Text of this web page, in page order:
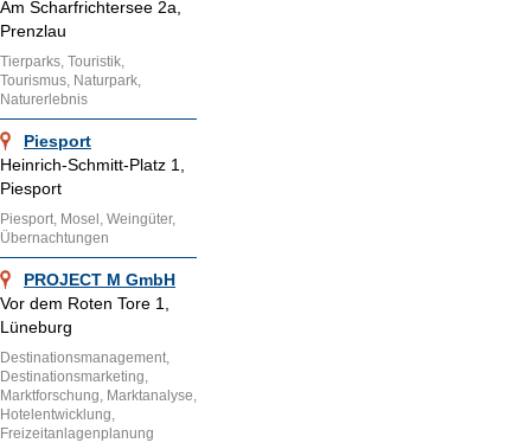
Am Scharfrichtersee 2a,
Prenzlau
Tierparks, Touristik,
Tourismus, Naturpark,
Naturerlebnis
Piesport
Heinrich-Schmitt-Platz 1,
Piesport
Piesport, Mosel, Weingüter,
Übernachtungen
PROJECT M GmbH
Vor dem Roten Tore 1,
Lüneburg
Destinationsmanagement,
Destinationsmarketing,
Marktforschung, Marktanalyse,
Hotelentwicklung,
Freizeitanlagenplanung